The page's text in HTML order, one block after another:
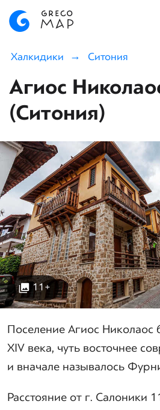
Халкидики Ситония
Агиос
(Ситония)
11+
Поселение Агиос Николаос
XIV века, чуть восточнее
и вначале называлось
Расстояние от г. Салоники